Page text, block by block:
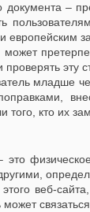
документа –
европейским
проверять эту
младше
того, кто их
это
этого веб-
может